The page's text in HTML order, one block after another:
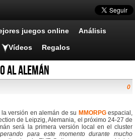
juegos online Análisis
Vídeos Regalos
al alemán
0
versión en alemán de su MMORPGespacial,
de Leipzig, Alemania, el próximo 24-27 de
será la primera versión local en el cluster
para este momento durante mucho